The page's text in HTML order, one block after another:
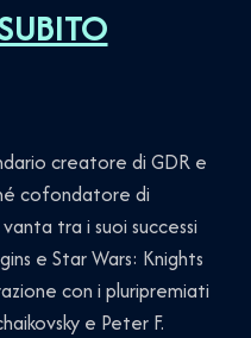
creatore di GDR e
cofondatore di
tra i suoi successi
e Star Wars: Knights
con i pluripremiati
e Peter F.